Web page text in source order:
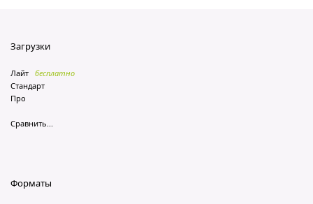
Загрузки
Лайт бесплатно
Стандарт
Про
Сравнить...
Форматы